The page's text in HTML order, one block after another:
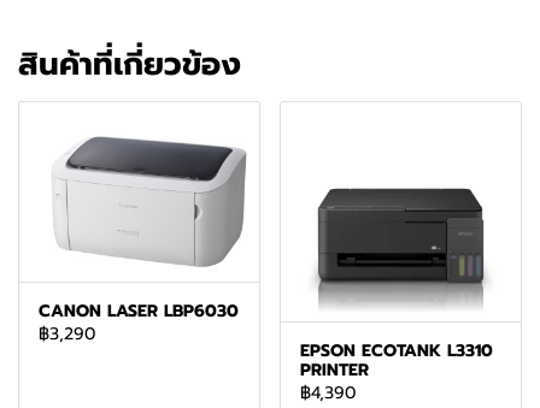
สินค้าที่เกี่ยวข้อง
CANON LASER LBP6030
฿3,290
EPSON ECOTANK L3310
PRINTER
฿4,390